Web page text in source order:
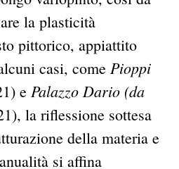
la plasticità
pittorico, appiattito
casi, come Pioppi
e Palazzo Dario (da
la riflessione sottesa
della materia e
si affina